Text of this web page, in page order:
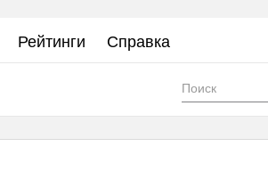
Рейтинги Справка
Форма
поиска